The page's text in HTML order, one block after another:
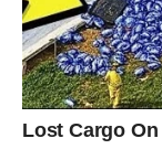
načina života, kao
i visok krvni tlak.
stvarajući